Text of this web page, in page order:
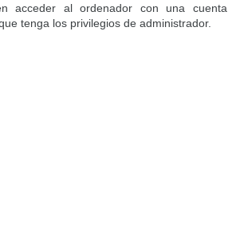
acceder al ordenador con una cuenta
tenga los privilegios de administrador.